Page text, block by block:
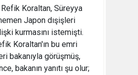
Koraltan, Süreyya
Japon dışişleri
kurmasını istemişti.
Koraltan'ın bu emri
bakanıyla görüşmüş,
bakanın yanıtı şu olur;